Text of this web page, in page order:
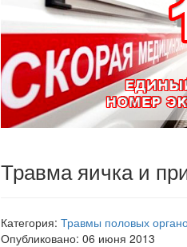
Травма яичка и
Категория: Травмы половых
Опубликовано: 06 июня 2013